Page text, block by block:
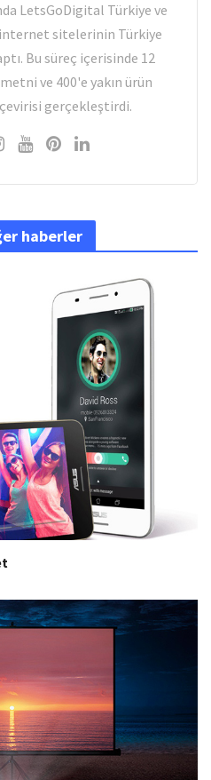
LetsGoDigital Türkiye ve
sitelerinin Türkiye
Bu süreç içerisinde 12
ve 400'e yakın ürün
gerçekleştirdi.
haberler